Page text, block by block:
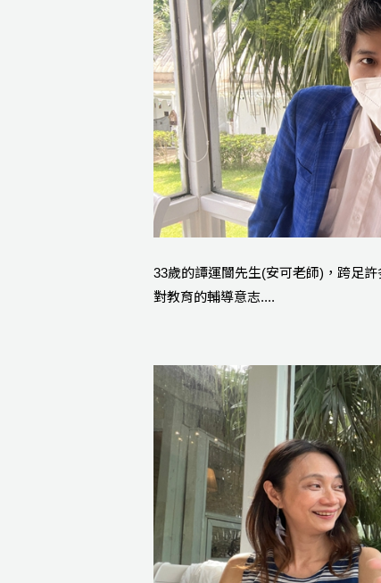
33歲的譚運闓先生(安可老師)，跨足
對教育的輔導意志....